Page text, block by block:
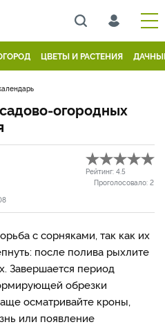
ЦВЕТЫ И РАСТЕНИЯ
огородных
Рейтинг: 4.5
Проголосовало: 2
с сорняками, так как их
после полива рыхлите
Завершается период
обрезки
осматривайте кроны,
или появление